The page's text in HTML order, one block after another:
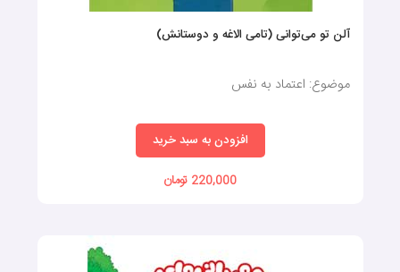
پرورش می‌دهد. هنگامی‌که کودکان داستان‌های خوش‌ساخت و
جذاب را می‌شنوند، نگرش مثبتی نسبت به کتاب و مطالعه پیدا
درحقیقت، این عشق به مطالعه زندگی آن‌ها را غنی می‌کند و عملکرد
داستان کتاب درمورد چه موضوعی باشد؛ اما همان‌طورکه اشاره کردیم،
خردسالان خود هستید، در این بخش از سایت ماهونی، ما بهترین
آلن تو می‌توانی (تامی الاغه و دوستانش)
موضوع: اعتماد به نفس
افزودن به سبد خرید
220,000 تومان